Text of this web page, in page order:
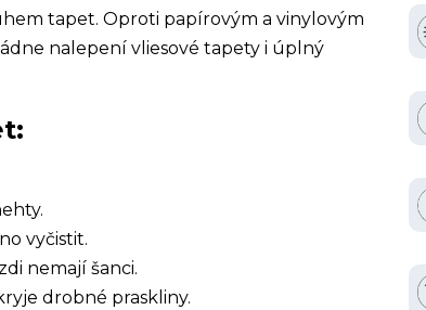
tapet. Oproti papírovým a vinylovým
nalepení vliesové tapety i úplný
vyčistit.
nemají šanci.
drobné praskliny.